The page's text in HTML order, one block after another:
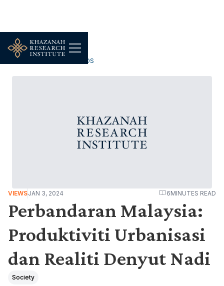
WORK, JOBS & LIVELIHOODS
VIEWSJAN 3, 2024 6MINUTES READ
Perbandaran Malaysia:
Produktiviti Urbanisasi
dan Realiti Denyut Nadi
Society